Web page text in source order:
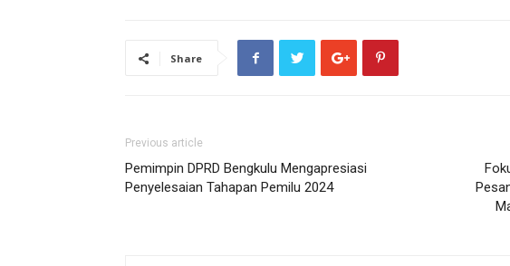
Share
Previous article
Pemimpin DPRD Bengkulu Mengapresiasi
Penyelesaian Tahapan Pemilu 2024